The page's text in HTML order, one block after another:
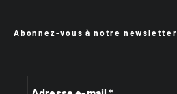
Abonnez-vous à notre newsletter